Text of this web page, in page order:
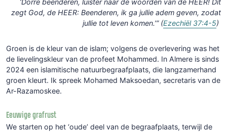
‘Dorre beenderen, luister naar de woorden van de HEER! Dit
zegt God, de HEER: Beenderen, ik ga jullie adem geven, zodat
jullie tot leven komen.’” (Ezechiël 37:4-5)
Groen is de kleur van de islam; volgens de overlevering was het
de lievelingskleur van de profeet Mohammed. In Almere is sinds
2024 een islamitische natuurbegraafplaats, die langzamerhand
groen kleurt. Ik spreek Mohamed Maksoedan, secretaris van de
Ar-Razamoskee.
Eeuwige grafrust
We starten op het ‘oude’ deel van de begraafplaats, terwijl de